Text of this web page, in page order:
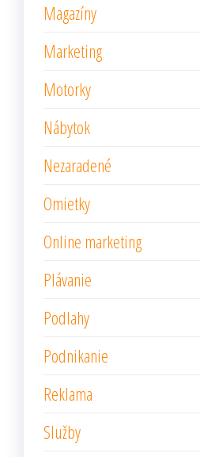
Magazíny
Marketing
Motorky
Nábytok
Nezaradené
Omietky
Online marketing
Plávanie
Podlahy
Podnikanie
Reklama
Služby